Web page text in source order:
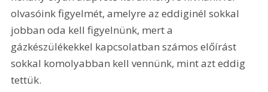
olvasóink figyelmét, amelyre az eddiginél sokkal
jobban oda kell figyelnünk, mert a
gázkészülékekkel kapcsolatban számos előírást
sokkal komolyabban kell vennünk, mint azt eddig
tettük.